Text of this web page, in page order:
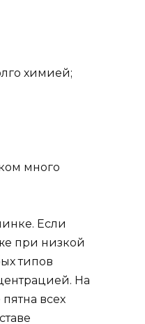
химией;
много
Если
при низкой
типов
На
всех